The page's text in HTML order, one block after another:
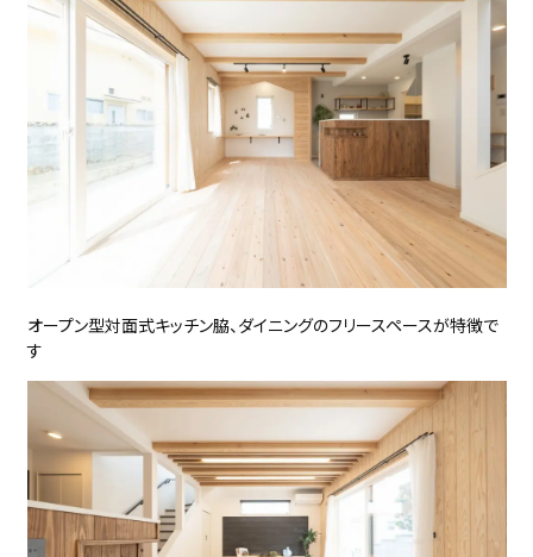
オープン型対面式キッチン脇、ダイニングのフリースペースが特徴で
す